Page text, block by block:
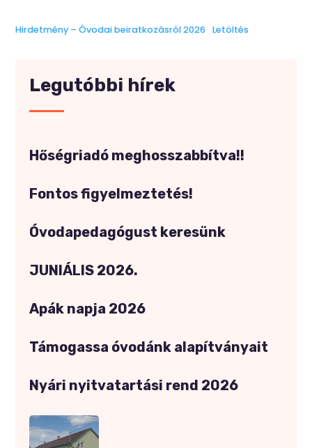
Hirdetmény – Óvodai beiratkozásról 2026 Letöltés
Legutóbbi hírek
Hőségriadó meghosszabbítva!!
Fontos figyelmeztetés!
Óvodapedagógust keresünk
JUNIÁLIS 2026.
Apák napja 2026
Támogassa óvodánk alapítványait
Nyári nyitvatartási rend 2026